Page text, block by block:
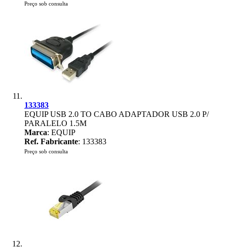
Preço sob consulta
133383
EQUIP USB 2.0 TO CABO ADAPTADOR USB 2.0 P/
PARALELO 1.5M
Marca: EQUIP
Ref. Fabricante: 133383
Preço sob consulta